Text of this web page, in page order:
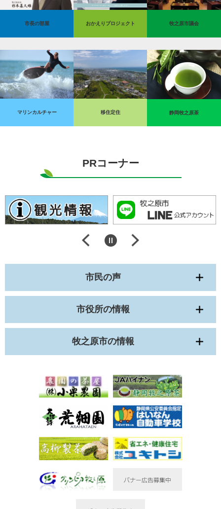
市長の部屋 おかえりプロジェクト 牧之原市議会
マリンカルチャー 移住定住 静岡牧之原茶
PRコーナー
市民の声
市役所の情報
牧之原市の情報